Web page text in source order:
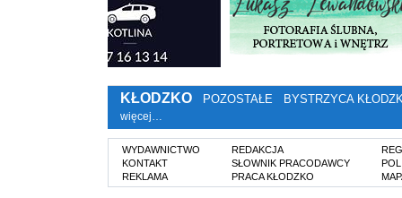
KŁODZKO POZOSTAŁE BYSTRZYCA
więcej…
WYDAWNICTWO
KONTAKT
REKLAMA
REDAKCJA
SŁOWNIK PRACODAWCY
PRACA KŁODZKO